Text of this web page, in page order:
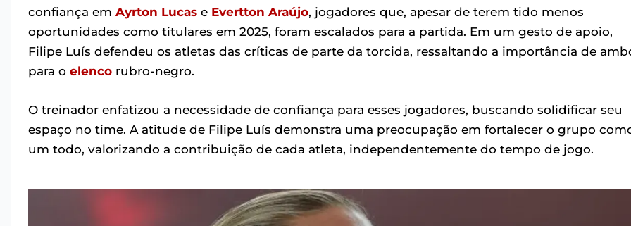
confiança em Ayrton Lucas e Evertton Araújo, jogadores que, apesar de terem tido menos
oportunidades como titulares em 2025, foram escalados para a partida. Em um gesto de apoio,
Filipe Luís defendeu os atletas das críticas de parte da torcida, ressaltando a importância de
para o elenco rubro-negro.
O treinador enfatizou a necessidade de confiança para esses jogadores, buscando solidificar seu
espaço no time. A atitude de Filipe Luís demonstra uma preocupação em fortalecer o grupo
um todo, valorizando a contribuição de cada atleta, independentemente do tempo de jogo.